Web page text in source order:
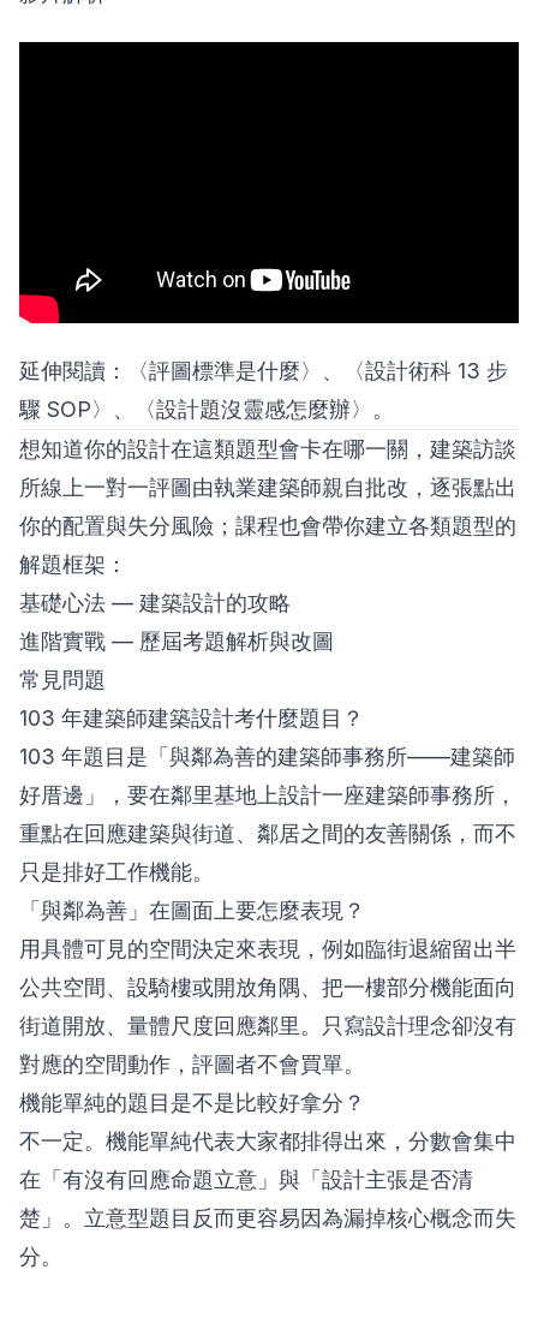
延伸閱讀：〈評圖標準是什麼〉、〈設計術科 13 步
驟 SOP〉、〈設計題沒靈感怎麼辦〉。
想知道你的設計在這類題型會卡在哪一關， 建築訪談
所線上一對一評圖由執業建築師親自批改，逐張點出
你的配置與失分風險；課程也會帶你建立各類題型的
解題框架：
基礎心法 — 建築設計的攻略
進階實戰 — 歷屆考題解析與改圖
常見問題
103 年建築師建築設計考什麼題目？
103 年題目是「與鄰為善的建築師事務所——建築師
好厝邊」，要在鄰里基地上設計一座建築師事務所，
重點在回應建築與街道、鄰居之間的友善關係，而不
只是排好工作機能。
「與鄰為善」在圖面上要怎麼表現？
用具體可見的空間決定來表現，例如臨街退縮留出半
公共空間、設騎樓或開放角隅、把一樓部分機能面向
街道開放、量體尺度回應鄰里。只寫設計理念卻沒有
對應的空間動作，評圖者不會買單。
機能單純的題目是不是比較好拿分？
不一定。機能單純代表大家都排得出來，分數會集中
在「有沒有回應命題立意」與「設計主張是否清
楚」。立意型題目反而更容易因為漏掉核心概念而失
分。